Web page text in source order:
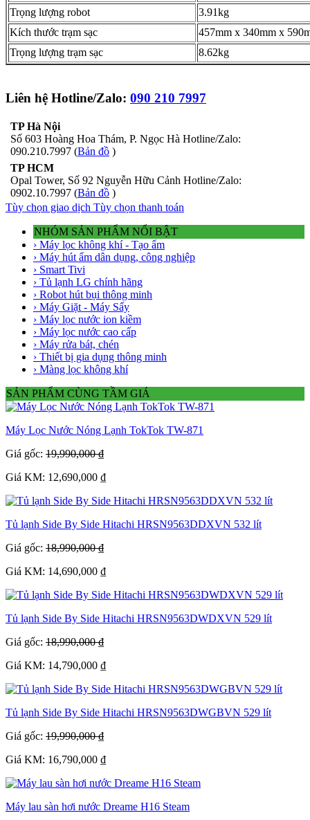
Trọng lượng robot
3.91kg
Kích thước trạm sạc
457mm x 340mm x
Trọng lượng trạm sạc
8.62kg
Liên hệ Hotline/Zalo: 090 210 7997
TP Hà Nội
Số 603 Hoàng Hoa Thám, P. Ngọc Hà Hotline/Zalo:
090.210.7997 (Bản đồ )
TP HCM
Opal Tower, Số 92 Nguyễn Hữu Cảnh Hotline/Zalo:
0902.10.7997 (Bản đồ )
Tùy chọn giao dịch Tùy chọn thanh toán
NHÓM SẢN PHẨM NỔI BẬT
› Máy lọc không khí - Tạo ẩm
› Máy hút ẩm dân dụng, công nghiệp
› Smart Tivi
› Tủ lạnh LG chính hãng
› Robot hút bụi thông minh
› Máy Giặt - Máy Sấy
› Máy lọc nước ion kiềm
› Máy lọc nước cao cấp
› Máy rửa bát, chén
› Thiết bị gia dụng thông minh
› Màng lọc không khí
SẢN PHẨM CÙNG TẦM GIÁ
Máy Lọc Nước Nóng Lạnh TokTok TW-871
Giá gốc: 19,990,000 ₫
Giá KM: 12,690,000 ₫
Tủ lạnh Side By Side Hitachi HRSN9563DDXVN 532 lít
Giá gốc: 18,990,000 ₫
Giá KM: 14,690,000 ₫
Tủ lạnh Side By Side Hitachi HRSN9563DWDXVN 529 lít
Giá gốc: 18,990,000 ₫
Giá KM: 14,790,000 ₫
Tủ lạnh Side By Side Hitachi HRSN9563DWGBVN 529 lít
Giá gốc: 19,990,000 ₫
Giá KM: 16,790,000 ₫
Máy lau sàn hơi nước Dreame H16 Steam